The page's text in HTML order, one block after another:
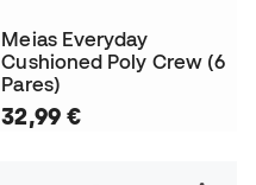
Meias Everyday
Cushioned Poly Crew (6
Pares)
32,99 €